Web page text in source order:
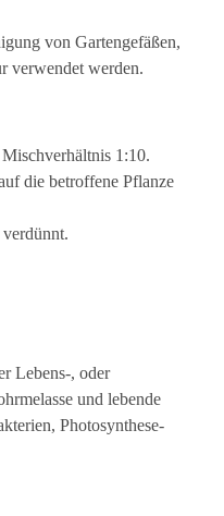
von Gartengefäßen,
verwendet werden.
1:10.
die betroffene Pflanze
Lebens-, oder
und lebende
Photosynthese-